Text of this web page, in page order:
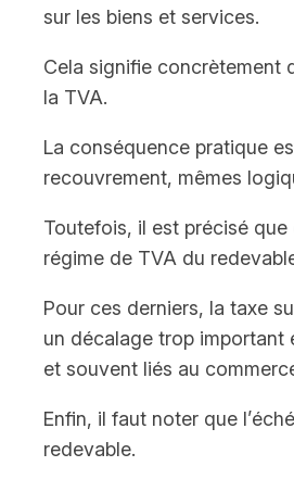
sur les biens et services.
Cela signifie concrètement
la TVA.
La conséquence pratique
recouvrement, mêmes
Toutefois, il est précisé
régime de TVA du
Pour ces derniers, la taxe
un décalage trop important
et souvent liés au
Enfin, il faut noter que
redevable.